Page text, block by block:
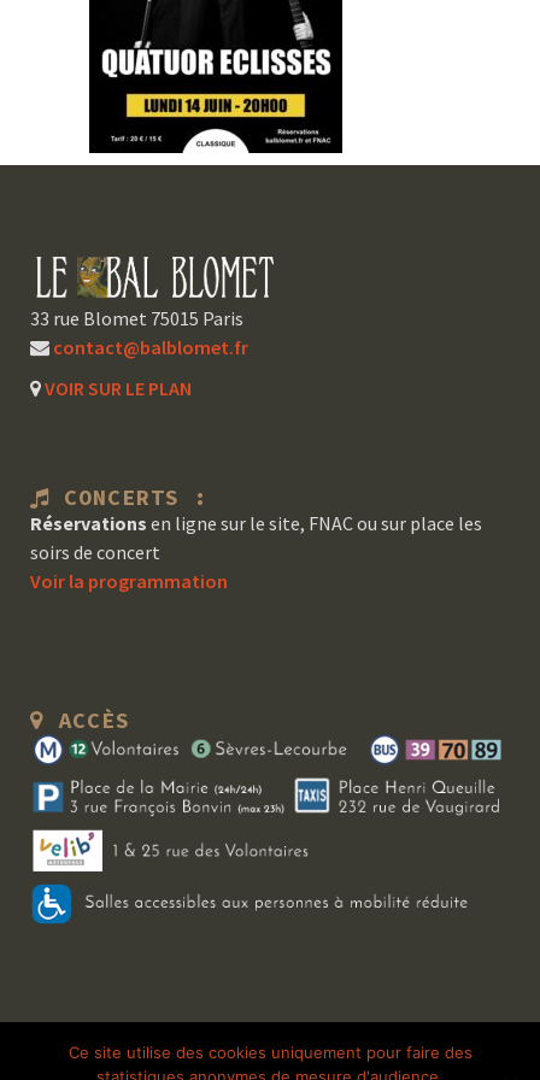
33 rue Blomet 75015 Paris
contact@balblomet.fr
VOIR SUR LE PLAN
CONCERTS :
Réservations en ligne sur le site, FNAC ou sur place les
soirs de concert
Voir la programmation
ACCÈS
Copyright 2026 Le Bal Blomet | Tous droits réservés | Mentions légales
Ce site utilise des cookies uniquement pour faire des